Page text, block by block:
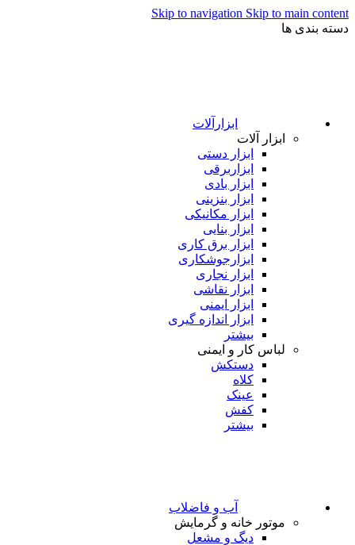
Skip to navigation Skip to main content
دسته بندی ها
ابزارآلات
ابزار آلات
ابزار دستی
ابزاربرقی
ابزار بادی
ابزار بنزینی
ابزار مکانیکی
ابزار بنایی
ابزار برق کاری
ابزارجوشکاری
ابزار نجاری
ابزار نقاشی
ابزار ایمنی
ابزار اندازه گیری
بیشتر
لباس کار و ایمنی
دستکش
کلاه
عینک
کفش
بیشتر
آب و فاضلاب
موتور خانه و گرمایش
دیگ و مشعل